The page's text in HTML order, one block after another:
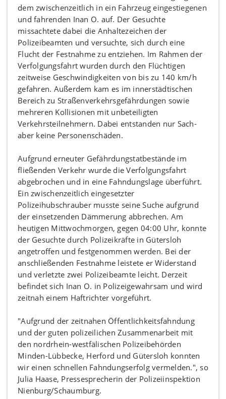
dem zwischenzeitlich in ein Fahrzeug eingestiegenen
und fahrenden Inan O. auf. Der Gesuchte
missachtete dabei die Anhaltezeichen der
Polizeibeamten und versuchte, sich durch eine
Flucht der Festnahme zu entziehen. Im Rahmen der
Verfolgungsfahrt wurden durch den Flüchtigen
zeitweise Geschwindigkeiten von bis zu 140 km/h
gefahren. Außerdem kam es im innerstädtischen
Bereich zu Straßenverkehrsgefährdungen sowie
mehreren Kollisionen mit unbeteiligten
Verkehrsteilnehmern. Dabei entstanden nur Sach-
aber keine Personenschäden.
Aufgrund erneuter Gefährdungstatbestände im
fließenden Verkehr wurde die Verfolgungsfahrt
abgebrochen und in eine Fahndungslage überführt.
Ein zwischenzeitlich eingesetzter
Polizeihubschrauber musste seine Suche aufgrund
der einsetzenden Dämmerung abbrechen. Am
heutigen Mittwochmorgen, gegen 04:00 Uhr, konnte
der Gesuchte durch Polizeikräfte in Gütersloh
angetroffen und festgenommen werden. Bei der
anschließenden Festnahme leistete er Widerstand
und verletzte zwei Polizeibeamte leicht. Derzeit
befindet sich Inan O. in Polizeigewahrsam und wird
zeitnah einem Haftrichter vorgeführt.
"Aufgrund der zeitnahen Öffentlichkeitsfahndung
und der guten polizeilichen Zusammenarbeit mit
den nordrhein-westfälischen Polizeibehörden
Minden-Lübbecke, Herford und Gütersloh konnten
wir einen schnellen Fahndungserfolg vermelden.", so
Julia Haase, Pressesprecherin der Polizeiinspektion
Nienburg/Schaumburg.